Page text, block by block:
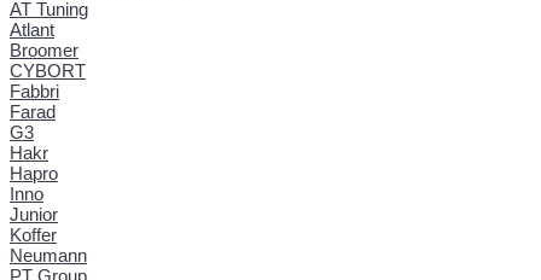
AT Tuning
Atlant
Broomer
CYBORT
Fabbri
Farad
G3
Hakr
Hapro
Inno
Junior
Koffer
Neumann
PT Group